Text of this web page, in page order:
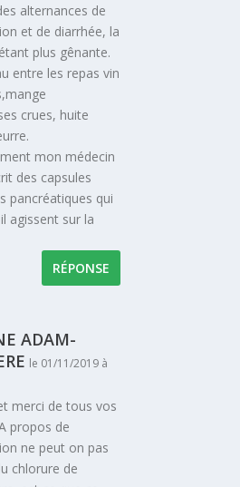
alternances de
et de diarrhée, la
plus gênante.
entre les repas vin
crues, huite
mon médecin
des capsules
pancréatiques qui
agissent sur la
RÉPONSE
ADAM-
le 01/11/2019 à
merci de tous vos
propos de
ne peut on pas
chlorure de